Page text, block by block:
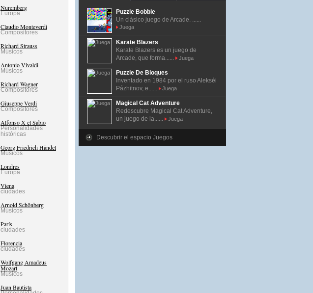
Nuremberg
Europa
Claudio Monteverdi
Compositores
Richard Strauss
Músicos
Antonio Vivaldi
Músicos
Richard Wagner
Compositores
Giuseppe Verdi
Compositores
Alfonso X el Sabio
Personalidades
históricas
Georg Friedrich Händel
Músicos
Londres
Europa
Viena
ciudades
Arnold Schönberg
Músicos
París
ciudades
Florencia
ciudades
Wolfgang Amadeus
Mozart
Músicos
Juan Bautista
Puzzle Bobble
Un clásico juego de Arcade. ......
Juega
Karate Blazers
Karate Blazers es un juego de
Arcade, que forma......
Juega
Puzzle De Bloques
Inventado en 1984 por el ruso Alekséi
Pázhitnov, e......
Juega
Magical Cat Adventure
Redescubre Magical Cat Adventure,
un juego de la......
Juega
Descubrir el espacio Juegos